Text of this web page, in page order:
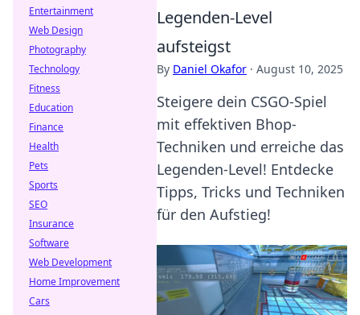
Legenden-Level
aufsteigst
By Daniel Okafor · August 10, 2025
Steigere dein CSGO-Spiel
mit effektiven Bhop-
Techniken und erreiche das
Legenden-Level! Entdecke
Tipps, Tricks und Techniken
für den Aufstieg!
Entertainment
Web Design
Photography
Technology
Fitness
Education
Finance
Health
Pets
Sports
SEO
Insurance
Software
Web Development
Home Improvement
Cars